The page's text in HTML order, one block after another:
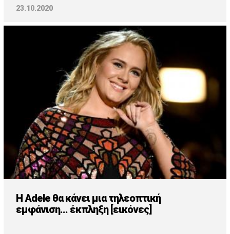
23.10.2020
H Adele θα κάνει μια τηλεοπτική
εμφάνιση... έκπληξη [εικόνες]